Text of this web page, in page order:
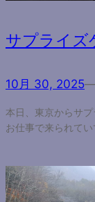
サプライズ
10月 30, 2025
本日、東京からサ
お仕事で来られて